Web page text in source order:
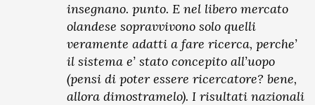
insegnano. punto. E nel libero mercato
olandese sopravvivono solo quelli
veramente adatti a fare ricerca, perche’
il sistema e’ stato concepito all’uopo
(pensi di poter essere ricercatore? bene,
allora dimostramelo). I risultati nazionali